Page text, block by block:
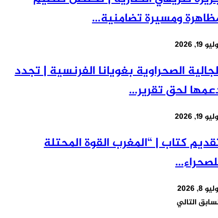
ومسيرة تضامنية…
2026
الصحراوية بغويانا الفرنسية | تجدد
لحق تقرير…
2026
كتاب | “المغرب القوة المحتلة
2026
التالي